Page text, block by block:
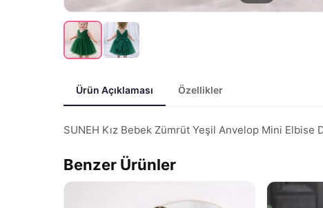
Ürün Açıklaması Özellikler
SUNEH Kız Bebek Zümrüt Yeşil Anvelop Mini Elbise
Benzer Ürünler